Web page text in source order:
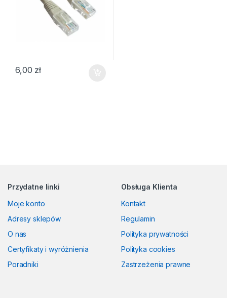
6,00 zł
Przydatne linki
Moje konto
Adresy sklepów
O nas
Certyfikaty i wyróżnienia
Poradniki
Obsługa Klienta
Kontakt
Regulamin
Polityka prywatności
Polityka cookies
Zastrzeżenia prawne